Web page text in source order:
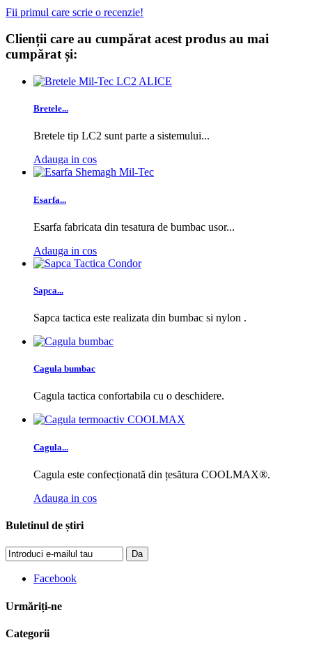
Fii primul care scrie o recenzie!
Clienții care au cumpărat acest produs au mai
cumpărat și:
Bretele...
Bretele tip LC2 sunt parte a sistemului...
Adauga in cos
Esarfa...
Esarfa fabricata din tesatura de bumbac usor...
Adauga in cos
Sapca...
Sapca tactica este realizata din bumbac si nylon .
Cagula bumbac
Cagula tactica confortabila cu o deschidere.
Cagula...
Cagula este confecționată din țesătura COOLMAX®.
Adauga in cos
Buletinul de știri
Da
Facebook
Urmăriți-ne
Categorii